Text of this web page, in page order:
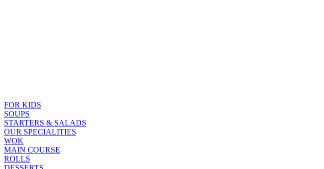
FOR KIDS
SOUPS
STARTERS & SALADS
OUR SPECIALITIES
WOK
MAIN COURSE
ROLLS